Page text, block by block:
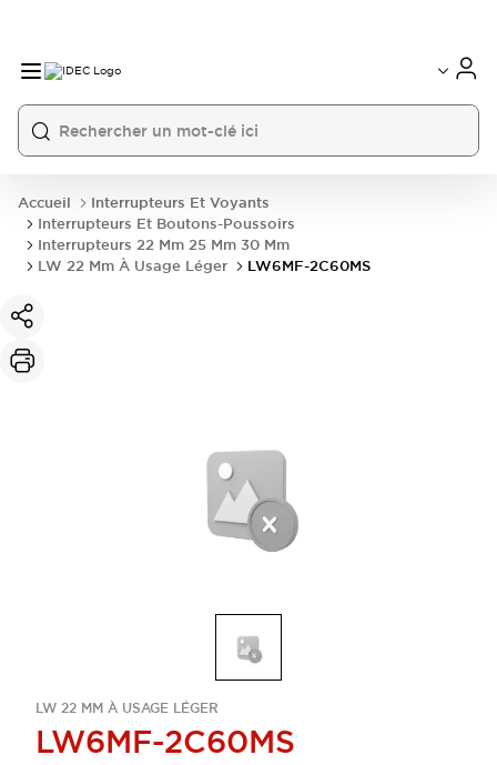
Accueil
Interrupteurs Et Voyants
Interrupteurs Et Boutons-Poussoirs
Interrupteurs 22 Mm 25 Mm 30 Mm
LW 22 Mm À Usage Léger
LW6MF-2C60MS
LW 22 MM À USAGE LÉGER
LW6MF-2C60MS